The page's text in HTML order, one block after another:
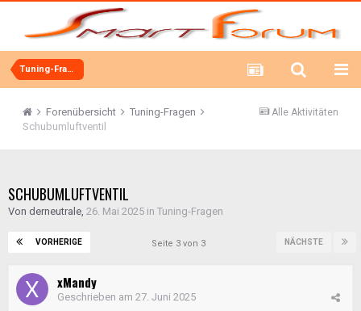
Tuning-Fragen
Alle Aktivitäten
Forenübersicht
Tuning-Fragen
Schubumluftventil
SCHUBUMLUFTVENTIL
Von derneutrale, 26. Mai 2025 in Tuning-Fragen
VORHERIGE NÄCHSTE
Seite 3 von 3
xMandy
Geschrieben am 27. Juni 2025